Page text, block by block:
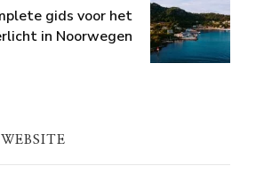
gids voor het
in Noorwegen